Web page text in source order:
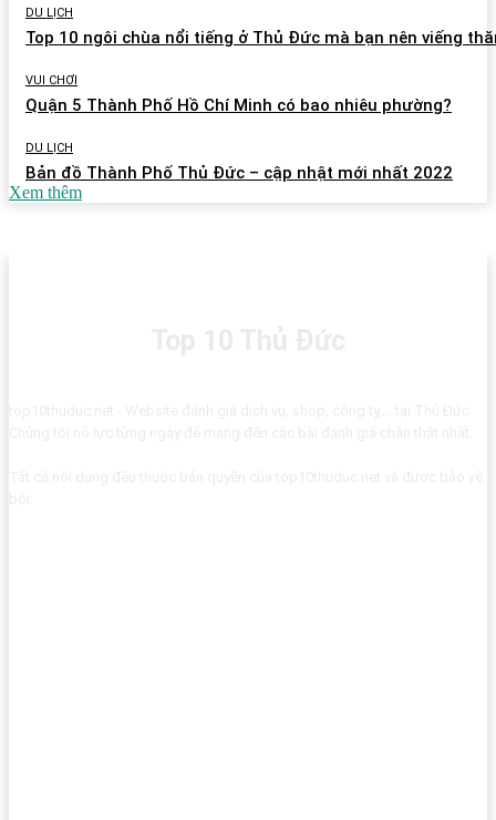
DU LỊCH
Top 10 ngôi chùa nổi tiếng ở Thủ Đức mà bạn nên viếng
VUI CHƠI
Quận 5 Thành Phố Hồ Chí Minh có bao nhiêu phường?
DU LỊCH
Bản đồ Thành Phố Thủ Đức – cập nhật mới nhất 2022
Xem thêm